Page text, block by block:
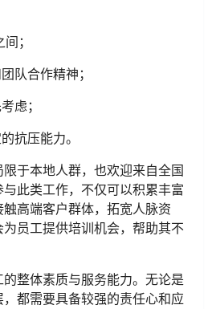
；
队合作精神；
虑；
抗压能力。
于本地人群，也欢迎来自全国
此类工作，不仅可以积累丰富
高端客户群体，拓宽人脉资
员工提供培训机会，帮助其不
整体素质与服务能力。无论是
都需要具备较强的责任心和应